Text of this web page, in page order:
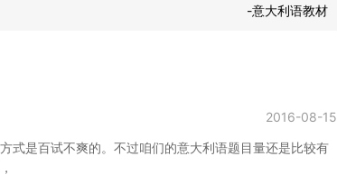
-意大利语教材
式是百试不爽的。不过咱们的意大利语题目量还是比较有
2016-08-15